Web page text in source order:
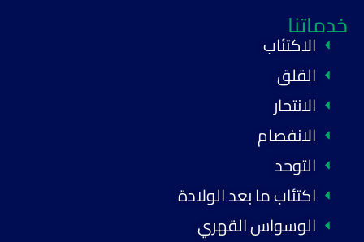
خدماتنا
الاكتئاب
القلق
الانتحار
الانفصام
التوحد
اكتئاب ما بعد الولادة
الوسواس القهري